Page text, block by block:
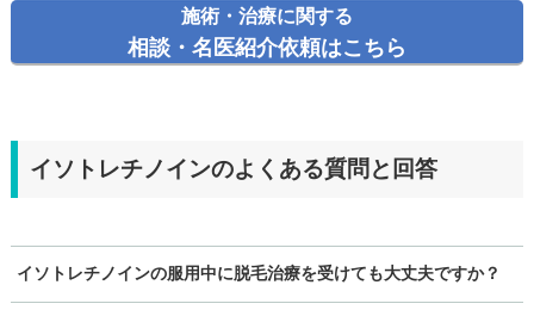
施術・治療に関する
相談・名医紹介依頼はこちら
イソトレチノインのよくある質問と回答
イソトレチノインの服用中に脱毛治療を受けても大丈夫ですか？